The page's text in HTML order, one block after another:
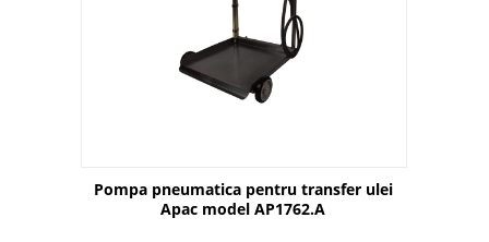
Pompa pneumatica pentru transfer ulei
Apac model AP1762.A